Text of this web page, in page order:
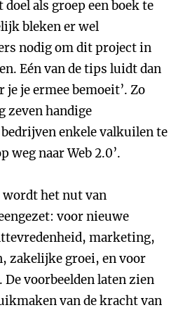
doel als groep een boek te
bleken er wel
nodig om dit project in
Eén van de tips luidt dan
je je ermee bemoeit’. Zo
zeven handige
bedrijven enkele valkuilen te
weg naar Web 2.0’.
het nut van
voor nieuwe
marketing,
zakelijke groei, en voor
voorbeelden laten zien
van de kracht van